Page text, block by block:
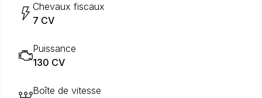
Chevaux fiscaux
7 CV
Puissance
130 CV
Boîte de vitesse